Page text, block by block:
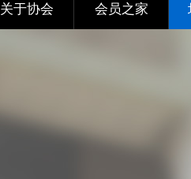
关于协会 会员之家